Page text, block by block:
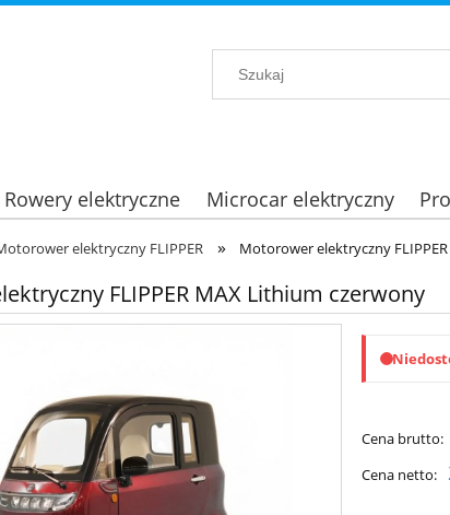
Rowery elektryczne Microcar elektryczny
elektryczny FLIPPER » Motorower elektryczny
FLIPPER MAX Lithium czerwony
Cena brutto:
Cena netto: